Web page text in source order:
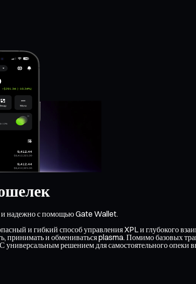
и надежно с помощью Gate Wallet.
и гибкий способ управления XPL и глубокого
принимать и обмениваться plasma. Помимо базовых
универсальным решением для самостоятельного